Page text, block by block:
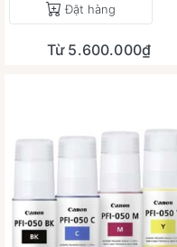
Đặt hàng
Từ 5.600.000₫